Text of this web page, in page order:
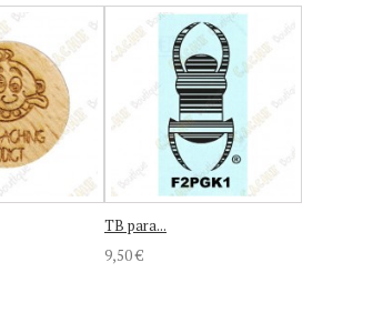
TB para...
9,50 €